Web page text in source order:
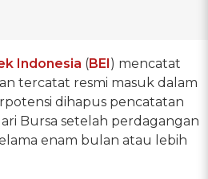
Indonesia (BEI) mencatat
tercatat resmi masuk dalam
dihapus pencatatan
Bursa setelah perdagangan
enam bulan atau lebih